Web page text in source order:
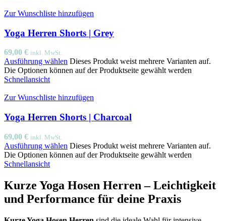
Zur Wunschliste hinzufügen
Yoga Herren Shorts | Grey
69,00 € inkl. MwSt.
Ausführung wählen Dieses Produkt weist mehrere Varianten auf.
Die Optionen können auf der Produktseite gewählt werden
Schnellansicht
Zur Wunschliste hinzufügen
Yoga Herren Shorts | Charcoal
69,00 € inkl. MwSt.
Ausführung wählen Dieses Produkt weist mehrere Varianten auf.
Die Optionen können auf der Produktseite gewählt werden
Schnellansicht
Kurze Yoga Hosen Herren – Leichtigkeit
und Performance für deine Praxis